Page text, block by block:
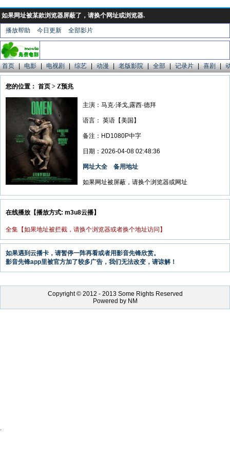
如果网址被某款浏览器屏蔽了，请换个网址或浏览器.
播放帮助 今日更新 全部影片
首页 | 电影 | 电视剧 | 综艺 | 动漫 | 老版影院 | 全部 | 记录片 | 喜剧 |
您的位置： 首页 > Z预兆
主演：马克·泽戈,露西·德拜
语言： 英语【美国】
备注：HD1080P中字
日期：2026-04-08 02:48:36
网址大全 备用地址
如果网址被屏蔽，请换个浏览器或网址
在线播放【播放方式: m3u8云播】
全集【如果地址被拦截，请换个浏览器或者换个地址访问】
如果遇到云播卡，请暂停一阵再看或者用影音先锋欣赏。
影音先锋app里被官方加了较多广告，我们无法改变，请谅解！
Copyright © 2012 - 2013 Some Rights Reserved
Powered by NM
.